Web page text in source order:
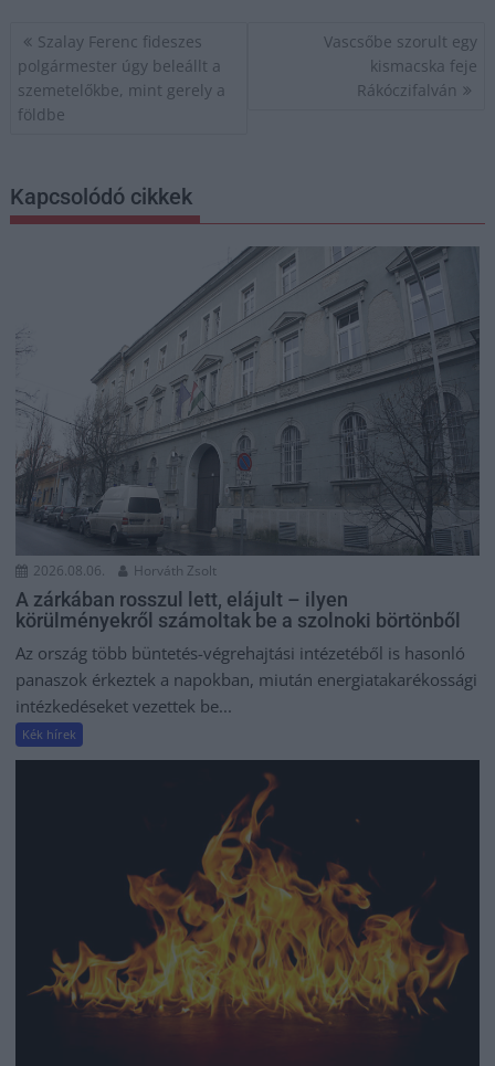
Bejegyzés
navigáció
Szalay Ferenc fideszes
polgármester úgy beleállt a
szemetelőkbe, mint gerely a
földbe
Vascsőbe szorult egy
kismacska feje
Rákóczifalván
Kapcsolódó cikkek
2026.08.06. Horváth Zsolt
A zárkában rosszul lett, elájult – ilyen
körülményekről számoltak be a szolnoki börtönből
Az ország több büntetés-végrehajtási intézetéből is hasonló
panaszok érkeztek a napokban, miután energiatakarékossági
intézkedéseket vezettek be...
Kék hírek